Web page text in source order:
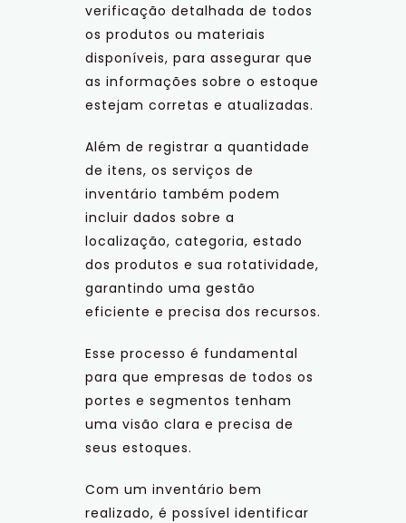
verificação detalhada de todos
os produtos ou materiais
disponíveis, para assegurar que
as informações sobre o estoque
estejam corretas e atualizadas.
Além de registrar a quantidade
de itens, os serviços de
inventário também podem
incluir dados sobre a
localização, categoria, estado
dos produtos e sua rotatividade,
garantindo uma gestão
eficiente e precisa dos recursos.
Esse processo é fundamental
para que empresas de todos os
portes e segmentos tenham
uma visão clara e precisa de
seus estoques.
Com um inventário bem
realizado, é possível identificar